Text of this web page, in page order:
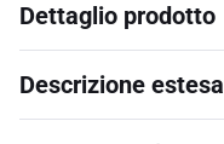
Dettaglio prodotto
Descrizione estesa